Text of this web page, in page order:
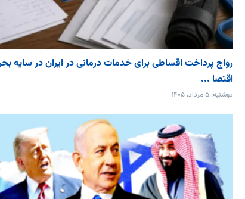
رواج پرداخت اقساطی برای خدمات درمانی در ایران در سایه
اقتصا ...
دوشنبه، ۵ مرداد، ۱۴۰۵